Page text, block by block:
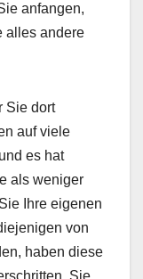
anfangen,
alles andere
Sie dort
auf viele
es hat
als weniger
Ihre eigenen
von
haben diese